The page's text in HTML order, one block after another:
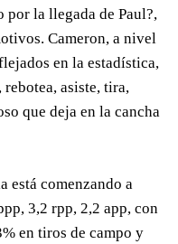
por la llegada de Paul?,
Cameron, a nivel
en la estadística,
asiste, tira,
que deja en la cancha
está comenzando a
3,2 rpp, 2,2 app, con
en tiros de campo y